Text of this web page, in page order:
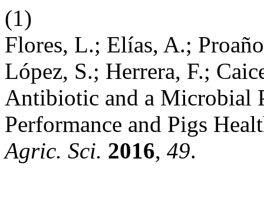
(1)
Flores, L.; Elías, A.;
López, S.; Herrera, F.;
Antibiotic and a Microbial
Performance and Pigs
Agric. Sci. 2016, 49.